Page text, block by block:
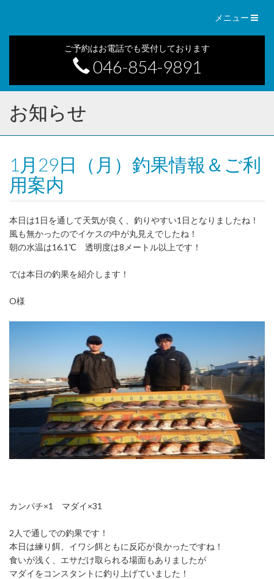
メニュー
ご予約はお電話でも受付しております
046-854-9891
お知らせ
1月29日（月）釣果情報＆ご利
用案内
本日は1日を通して天気が良く、釣りやすい1日となりましたね！
風も無かったのでイケスの中が丸見えでしたね！
朝の水温は16.1℃ 透明度は8メートル以上です！
では本日の釣果を紹介します！
O様
カンパチ×1 マダイ×31
2人で通しでの釣果です！
本日は練り餌、イワシ餌ともに反応が良かったですね！
食いが浅く、エサだけ取られる場面もありましたが
マダイをコンスタントに釣り上げていました！